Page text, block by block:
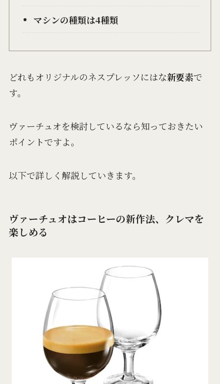
マシンの種類は4種類
どれもオリジナルのネスプレッソにはな新要素で
す。
ヴァーチュオを検討しているなら知っておきたい
ポイントですよ。
以下で詳しく解説していきます。
ヴァーチュオはコーヒーの新作法、クレマを
楽しめる